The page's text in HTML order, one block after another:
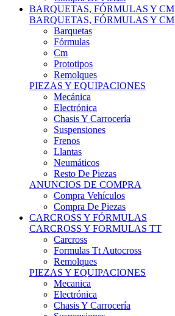
BARQUETAS, FÓRMULAS Y CM
Barquetas
Fórmulas
Cm
Prototipos
Remolques
PIEZAS Y EQUIPACIONES
Mecánica
Electrónica
Chasis Y Carrocería
Suspensiones
Frenos
Llantas
Neumáticos
Resto De Piezas
ANUNCIOS DE COMPRA
Compra Vehículos
Compra De Piezas
CARCROSS Y FÓRMULAS
CARCROSS Y FORMULAS TT
Carcross
Formulas Tt Autocross
Remolques
PIEZAS Y EQUIPACIONES
Mecanica
Electrónica
Chasis Y Carrocería
Suspensiones
Frenos